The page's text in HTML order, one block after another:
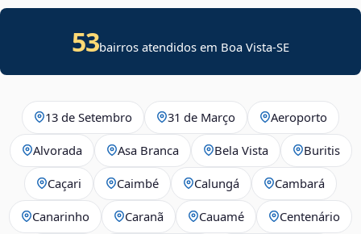
53bairros atendidos em Boa Vista-SE
13 de Setembro 31 de Março Aeroporto
Alvorada Asa Branca Bela Vista Buritis
Caçari Caimbé Calungá Cambará
Canarinho Caranã Cauamé Centenário